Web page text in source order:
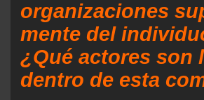
organizaciones
mente del
¿Qué actores son
dentro de esta